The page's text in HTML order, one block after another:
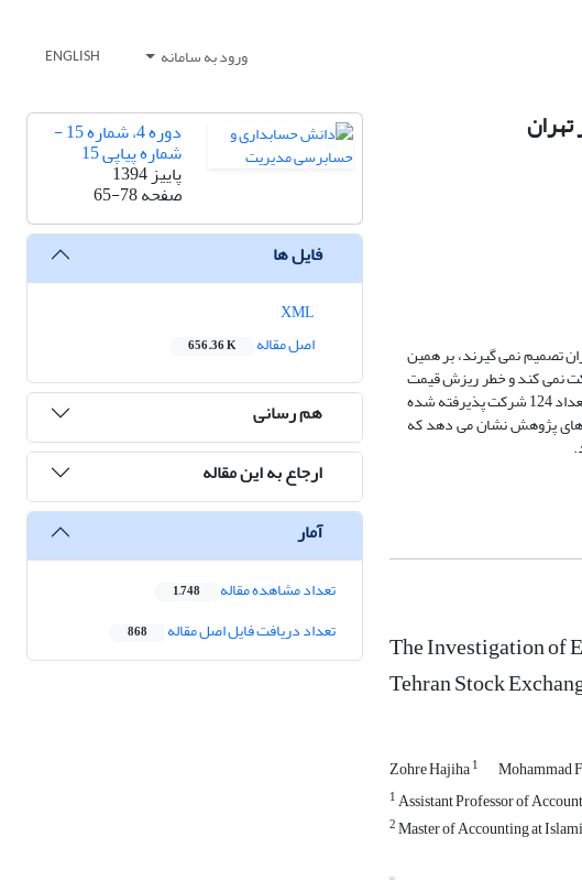
ورود به سامانه ENGLISH
تصمیم نمی گیرند، بر همین
نمی کند و خطر ریزش قیمت
سهام را به وجود می آورد. بنابراین این پژوهش به بررسی تاثیر ریسک اجزای سود (نقدی و تعهدی) بر خطر ریزش قیمت سهام می پردازد. در این تحقیق تعداد 124 شرکت پذیرفته شده
شده، یافته های پژوهش نشان می دهد که
The Investigation of
Tehran Stock
Zohre Hajiha1 Mohammad
1Assistant Professor of
2Master of Accounting at
دوره 4، شماره 15 -
شماره پیاپی 15
پاییز 1394
صفحه65-78
فایل ها
اصل مقاله
656.36 K
هم رسانی
ارجاع به این مقاله
آمار
تعداد مشاهده مقاله 1,748
تعداد دریافت فایل اصل مقاله 868